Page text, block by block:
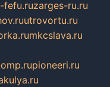
fefu.ruzarges-ru.ru
utrovortu.ru
mkcslava.ru
pioneeri.ru